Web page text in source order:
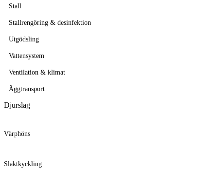
Stall
Stallrengöring & desinfektion
Utgödsling
Vattensystem
Ventilation & klimat
Äggtransport
Djurslag
Värphöns
Slaktkyckling